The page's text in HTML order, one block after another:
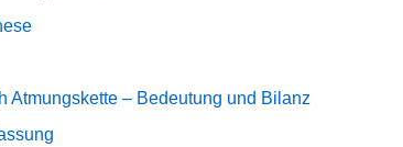
Atmungskette – Bedeutung und Bilanz